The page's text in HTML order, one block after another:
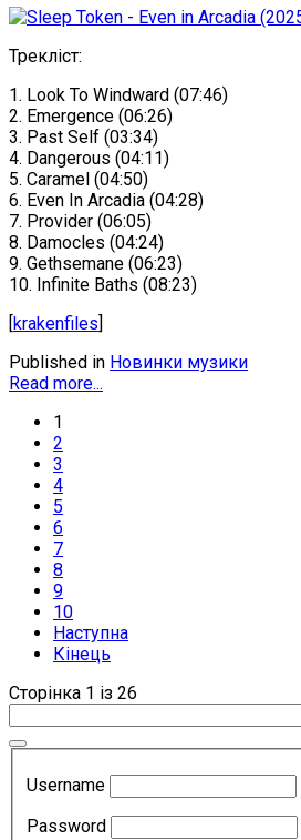
Треклiст:
1. Look To Windward (07:46)
2. Emergence (06:26)
3. Past Self (03:34)
4. Dangerous (04:11)
5. Caramel (04:50)
6. Even In Arcadia (04:28)
7. Provider (06:05)
8. Damocles (04:24)
9. Gethsemane (06:23)
10. Infinite Baths (08:23)
[krakenfiles]
Published in Новинки музики
Read more...
1
2
3
4
5
6
7
8
9
10
Наступна
Кінець
Сторінка 1 із 26
Username
Password